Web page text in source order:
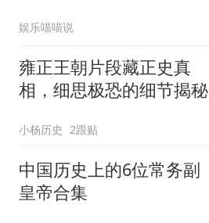
娱乐喵喵说
雍正王朝片段藏正史真
相，细思极恐的细节揭秘
小杨历史 2跟贴
中国历史上的6位常务副
皇帝合集